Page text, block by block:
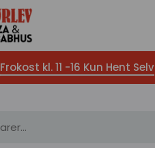
Frokost kl. 11 -16 Kun Hent Selv